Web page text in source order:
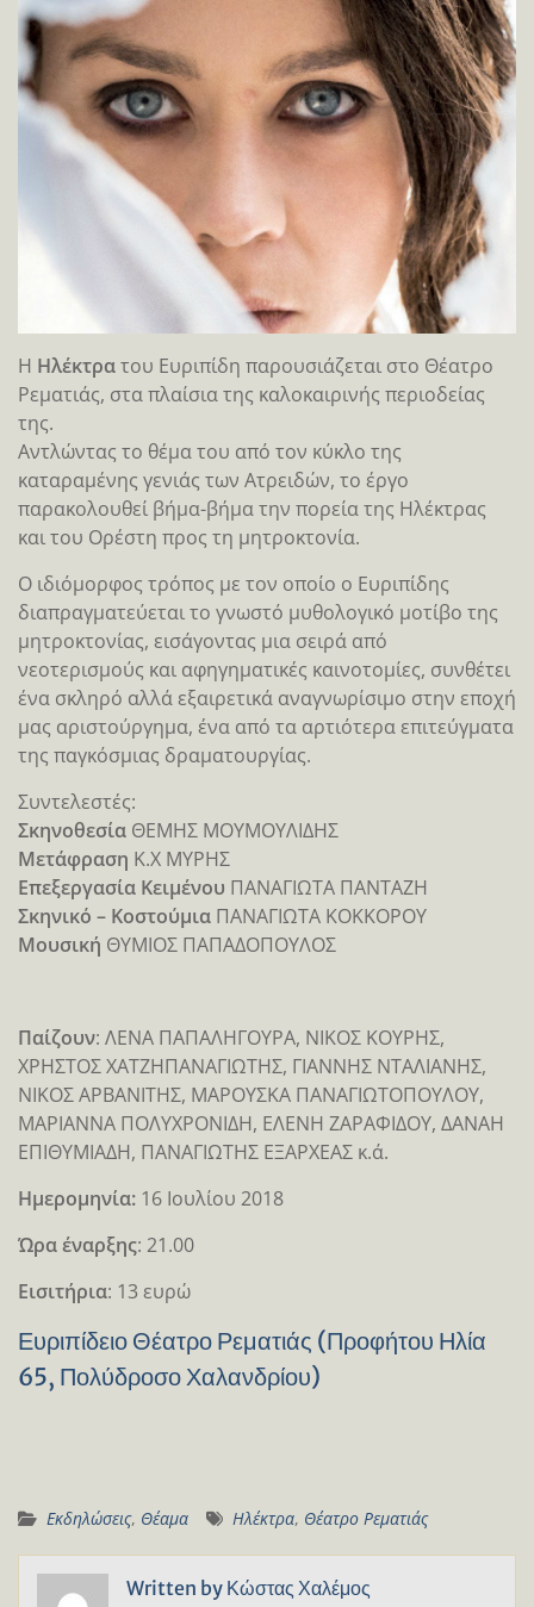
Η Ηλέκτρατου Ευριπίδη παρουσιάζεται στο Θέατρο
Ρεματιάς, στα πλαίσια της καλοκαιρινής περιοδείας
της.
Αντλώντας το θέμα του από τον κύκλο της
καταραμένης γενιάς των Ατρειδών, το έργο
παρακολουθεί βήμα-βήμα την πορεία της Ηλέκτρας
και του Ορέστη προς τη μητροκτονία.
Ο ιδιόμορφος τρόπος με τον οποίο ο Ευριπίδης
διαπραγματεύεται το γνωστό μυθολογικό μοτίβο της
μητροκτονίας, εισάγοντας μια σειρά από
νεοτερισμούς και αφηγηματικές καινοτομίες, συνθέτει
ένα σκληρό αλλά εξαιρετικά αναγνωρίσιμο στην εποχή
μας αριστούργημα, ένα από τα αρτιότερα επιτεύγματα
της παγκόσμιας δραματουργίας.
Συντελεστές:
Σκηνοθεσία ΘΕΜΗΣ ΜΟΥΜΟΥΛΙΔΗΣ
Μετάφραση Κ.Χ ΜΥΡΗΣ
Επεξεργασία Κειμένου ΠΑΝΑΓΙΩΤΑ ΠΑΝΤΑΖΗ
Σκηνικό – Κοστούμια ΠΑΝΑΓΙΩΤΑ ΚΟΚΚΟΡΟΥ
Μουσική ΘΥΜΙΟΣ ΠΑΠΑΔΟΠΟΥΛΟΣ
Παίζουν: ΛΕΝΑ ΠΑΠΑΛΗΓΟΥΡΑ, ΝΙΚΟΣ ΚΟΥΡΗΣ,
ΧΡΗΣΤΟΣ ΧΑΤΖΗΠΑΝΑΓΙΩΤΗΣ, ΓΙΑΝΝΗΣ ΝΤΑΛΙΑΝΗΣ,
ΝΙΚΟΣ ΑΡΒΑΝΙΤΗΣ, ΜΑΡΟΥΣΚΑ ΠΑΝΑΓΙΩΤΟΠΟΥΛΟΥ,
ΜΑΡΙΑΝΝΑ ΠΟΛΥΧΡΟΝΙΔΗ, ΕΛΕΝΗ ΖΑΡΑΦΙΔΟΥ, ΔΑΝΑΗ
ΕΠΙΘΥΜΙΑΔΗ, ΠΑΝΑΓΙΩΤΗΣ ΕΞΑΡΧΕΑΣ κ.ά.
Ημερομηνία: 16 Ιουλίου 2018
Ώρα έναρξης: 21.00
Eισιτήρια: 13 ευρώ
Ευριπίδειο Θέατρο Ρεματιάς (Προφήτου Ηλία
65, Πολύδροσο Χαλανδρίου)
Εκδηλώσεις, Θέαμα Ηλέκτρα, Θέατρο Ρεματιάς
Written by Κώστας Χαλέμος